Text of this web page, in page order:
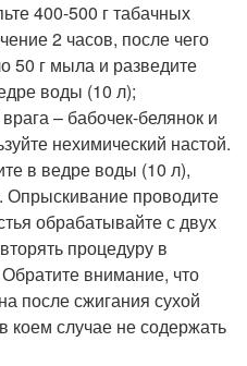
400-500 г табачных
2 часов, после чего
50 г мыла и разведите
воды (10 л);
– бабочек-белянок и
нехимический настой.
в ведре воды (10 л),
Опрыскивание проводите
обрабатывайте с двух
процедуру в
внимание, что
после сжигания сухой
коем случае не содержать